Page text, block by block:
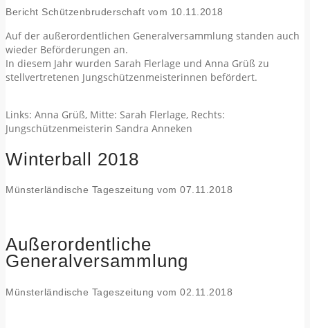
Bericht Schützenbruderschaft vom 10.11.2018
Auf der außerordentlichen Generalversammlung standen auch
wieder Beförderungen an.
In diesem Jahr wurden Sarah Flerlage und Anna Grüß zu
stellvertretenen Jungschützenmeisterinnen befördert.
Links: Anna Grüß, Mitte: Sarah Flerlage, Rechts:
Jungschützenmeisterin Sandra Anneken
Winterball 2018
Münsterländische Tageszeitung vom 07.11.2018
Außerordentliche
Generalversammlung
Münsterländische Tageszeitung vom 02.11.2018